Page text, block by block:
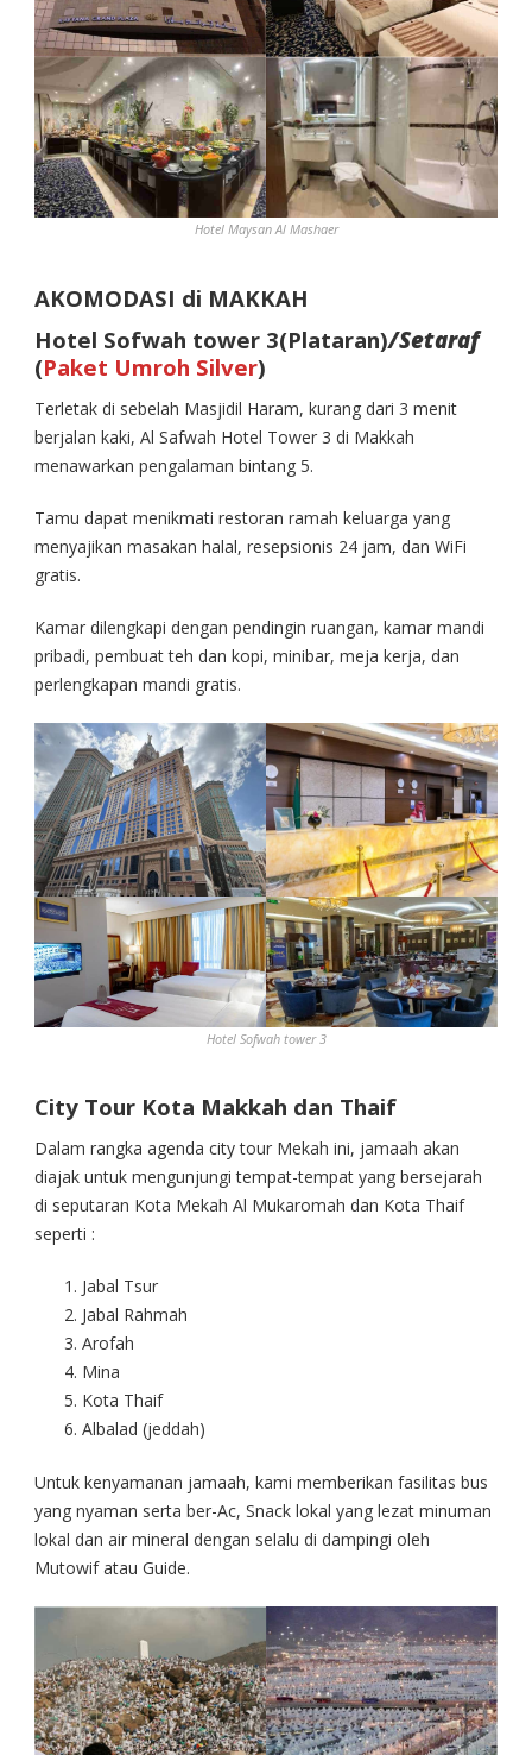
Hotel Maysan Al Mashaer
AKOMODASI di MAKKAH
Hotel Sofwah tower 3(Plataran)/Setaraf
(Paket Umroh Silver)
Terletak di sebelah Masjidil Haram, kurang dari 3 menit
berjalan kaki, Al Safwah Hotel Tower 3 di Makkah
menawarkan pengalaman bintang 5.
Tamu dapat menikmati restoran ramah keluarga yang
menyajikan masakan halal, resepsionis 24 jam, dan WiFi
gratis.
Kamar dilengkapi dengan pendingin ruangan, kamar mandi
pribadi, pembuat teh dan kopi, minibar, meja kerja, dan
perlengkapan mandi gratis.
Hotel Sofwah tower 3
City Tour Kota Makkah dan Thaif
Dalam rangka agenda city tour Mekah ini, jamaah akan
diajak untuk mengunjungi tempat-tempat yang bersejarah
di seputaran Kota Mekah Al Mukaromah dan Kota Thaif
seperti :
Jabal Tsur
Jabal Rahmah
Arofah
Mina
Kota Thaif
Albalad (jeddah)
Untuk kenyamanan jamaah, kami memberikan fasilitas bus
yang nyaman serta ber-Ac, Snack lokal yang lezat minuman
lokal dan air mineral dengan selalu di dampingi oleh
Mutowif atau Guide.